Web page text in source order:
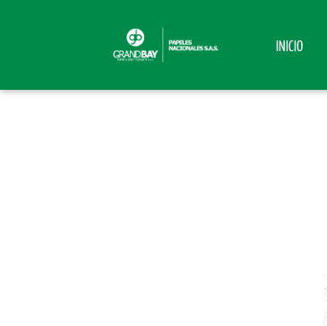
INICIO